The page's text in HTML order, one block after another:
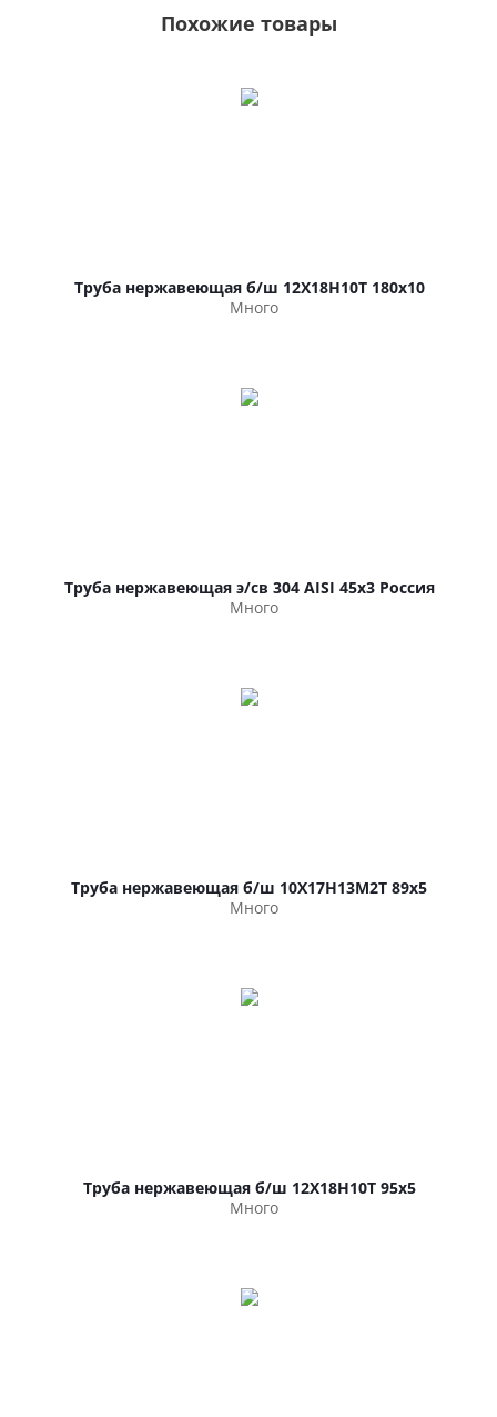
Похожие товары
Труба нержавеющая б/ш 12Х18Н10Т 180х10
Много
Труба нержавеющая э/св 304 AISI 45х3 Россия
Много
Труба нержавеющая б/ш 10Х17Н13М2Т 89х5
Много
Труба нержавеющая б/ш 12Х18Н10Т 95х5
Много